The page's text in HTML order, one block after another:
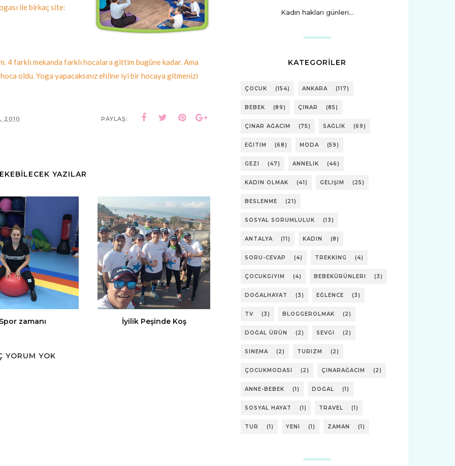
ile birkaç site:
4 farklı mekanda farklı hocalara gittim bugüne kadar. Ama
oldu. Yoga yapacaksınız ehline iyi bir hocaya gitmenizi
2010 PAYLAŞ:
YAZILAR
zamanı İyilik Peşinde Koş
YORUM YOK
Kadın hakları günleri...
KATEGORİLER
ÇOCUK (154) ANKARA (117)
BEBEK (89) ÇINAR (85)
ÇINAR AĞACIM (75) SAĞLIK (69)
EĞITIM (68) MODA (59)
GEZI (47) ANNELIK (46)
KADIN OLMAK (41) GELIŞIM (25)
BESLENME (21)
SOSYAL SORUMLULUK (13)
ANTALYA (11) KADIN (8)
SORU-CEVAP (4) TREKKING (4)
ÇOCUKGIYIM (4) BEBEKÜRÜNLERI (3)
DOĞALHAYAT (3) EĞLENCE (3)
TV (3) BLOGGEROLMAK (2)
DOĞAL ÜRÜN (2) SEVGI (2)
SINEMA (2) TURIZM (2)
ÇOCUKMODASI (2) ÇINARAĞACIM (2)
ANNE-BEBEK (1) DOĞAL (1)
SOSYAL HAYAT (1) TRAVEL (1)
TUR (1) YENI (1) ZAMAN (1)